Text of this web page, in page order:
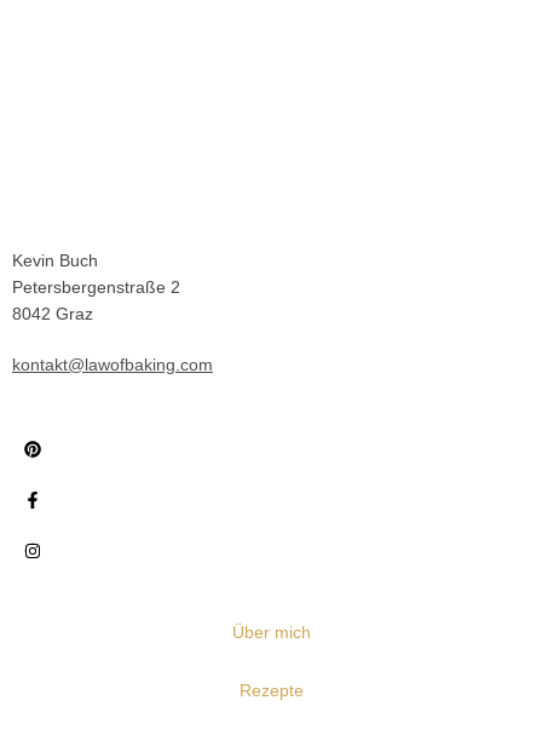
Kevin Buch
Petersbergenstraße 2
8042 Graz
kontakt@lawofbaking.com
Über mich
Rezepte